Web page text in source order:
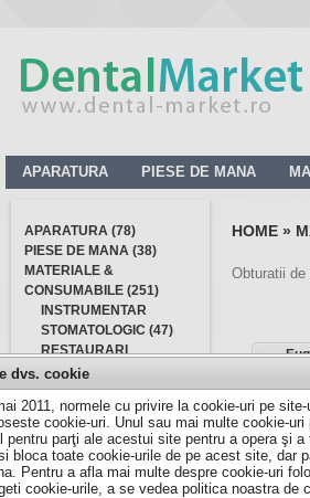
APARATURA PIESE DE MANA
APARATURA (78)
PIESE DE MANA (38)
MATERIALE &
CONSUMABILE (251)
INSTRUMENTAR
STOMATOLOGIC (47)
RESTAURARI
CORONARE (43)
ENDODONTIE (38)
INSTRUMENTAR (16)
MEDICATIE CANAL
(11)
OBTURARE CANAL
(8)
HOME »
Obturatii de
dvs. cookie
2011, normele cu privire la cookie-uri pe
cookie-uri. Unul sau mai multe cookie-
pentru parţi ale acestui site pentru a opera şi
bloca toate cookie-urile de pe acest site, dar
Pentru a afla mai multe despre cookie-uri
cookie-urile, a se vedea politica noastra de